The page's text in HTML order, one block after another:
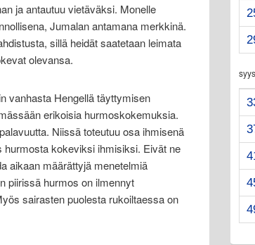
ja antautuu vietäväksi. Monelle
Jumalan antamana merkkinä.
sillä heidät saatetaan leimata
olevansa.
vanhasta Hengellä täyttymisen
erikoisia hurmoskokemuksia.
Niissä toteutuu osa ihmisenä
kokeviksi ihmisiksi. Eivät ne
aikaan määrättyjä menetelmiä
piirissä hurmos on ilmennyt
sairasten puolesta rukoiltaessa on